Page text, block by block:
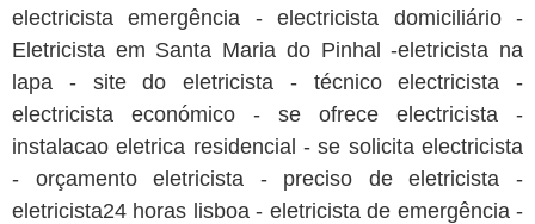
electricista emergência - electricista domiciliário -
Eletricista em Santa Maria do Pinhal -eletricista na
lapa - site do eletricista - técnico electricista -
electricista económico - se ofrece electricista -
instalacao eletrica residencial - se solicita electricista
- orçamento eletricista - preciso de eletricista -
eletricista24 horas lisboa - eletricista de emergência -